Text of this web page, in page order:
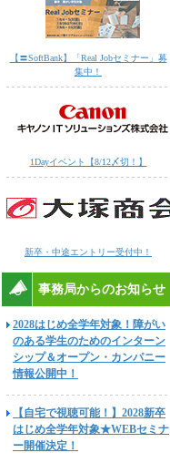
【〓SoftBank】「Real Jobセミナー」募
集中！
1Dayイベント【8/12〆切！】
新卒・中途エントリー受付中！
事務局からのお知らせ
2028はじめ全学年対象！障がい
のある学生のためのインターン
シップ＆オープン・カンパニー
情報公開中！
【自宅で視聴可能！】2028新卒
はじめ全学年対象★WEBセミナ
ー開催決定！